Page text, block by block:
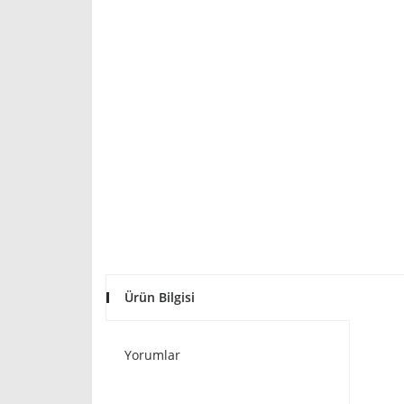
Ürün Bilgisi
Yorumlar